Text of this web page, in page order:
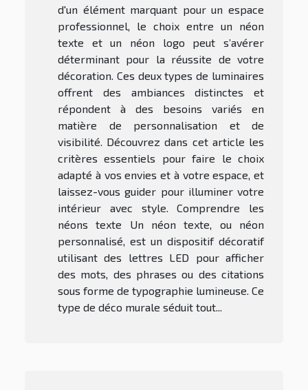
d'un élément marquant pour un espace
professionnel, le choix entre un néon
texte et un néon logo peut s’avérer
déterminant pour la réussite de votre
décoration. Ces deux types de luminaires
offrent des ambiances distinctes et
répondent à des besoins variés en
matière de personnalisation et de
visibilité. Découvrez dans cet article les
critères essentiels pour faire le choix
adapté à vos envies et à votre espace, et
laissez-vous guider pour illuminer votre
intérieur avec style. Comprendre les
néons texte Un néon texte, ou néon
personnalisé, est un dispositif décoratif
utilisant des lettres LED pour afficher
des mots, des phrases ou des citations
sous forme de typographie lumineuse. Ce
type de déco murale séduit tout...